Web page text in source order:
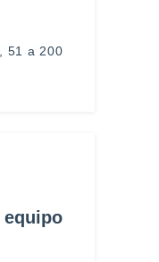
51 a 200
equipo